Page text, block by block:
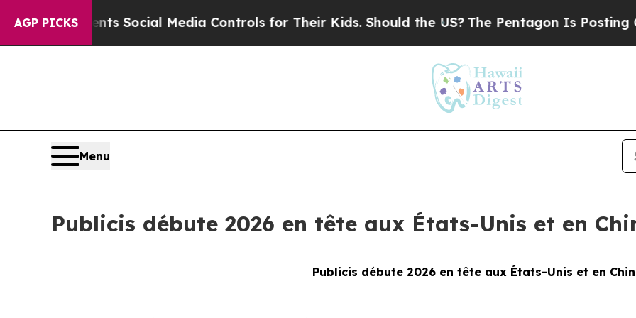
AGP PICKS
Parents Social Media Controls for Their Kids. Should the US?The Pentagon Is Posting
Menu
Publicis débute 2026 en tête aux États-Unis et en
Publicis débute 2026 en tête aux États-Unis et en